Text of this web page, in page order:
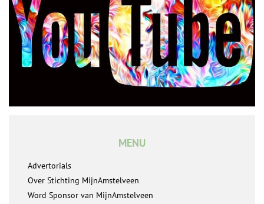
MENU
Advertorials
Over Stichting MijnAmstelveen
Word Sponsor van MijnAmstelveen